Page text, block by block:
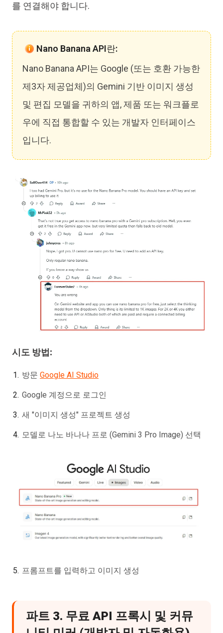
를 연결해야 합니다.
Nano Banana API란:
Nano Banana API는 Google (또는 호환 가능한
제3자 제공업체)의 Gemini 기반 이미지 생성
및 편집 모델을 귀하의 앱, 제품 또는 워크플로
우에 직접 통합할 수 있는 개발자 인터페이스
입니다.
시도 방법:
방문 Google AI Studio
Google 계정으로 로그인
새 "이미지 생성" 프로젝트 생성
모델로 나노 바나나 프로 (Gemini 3 Pro Image) 선택
프롬프트를 입력하고 이미지 생성
파트 3. 무료 API 프록시 및 커뮤